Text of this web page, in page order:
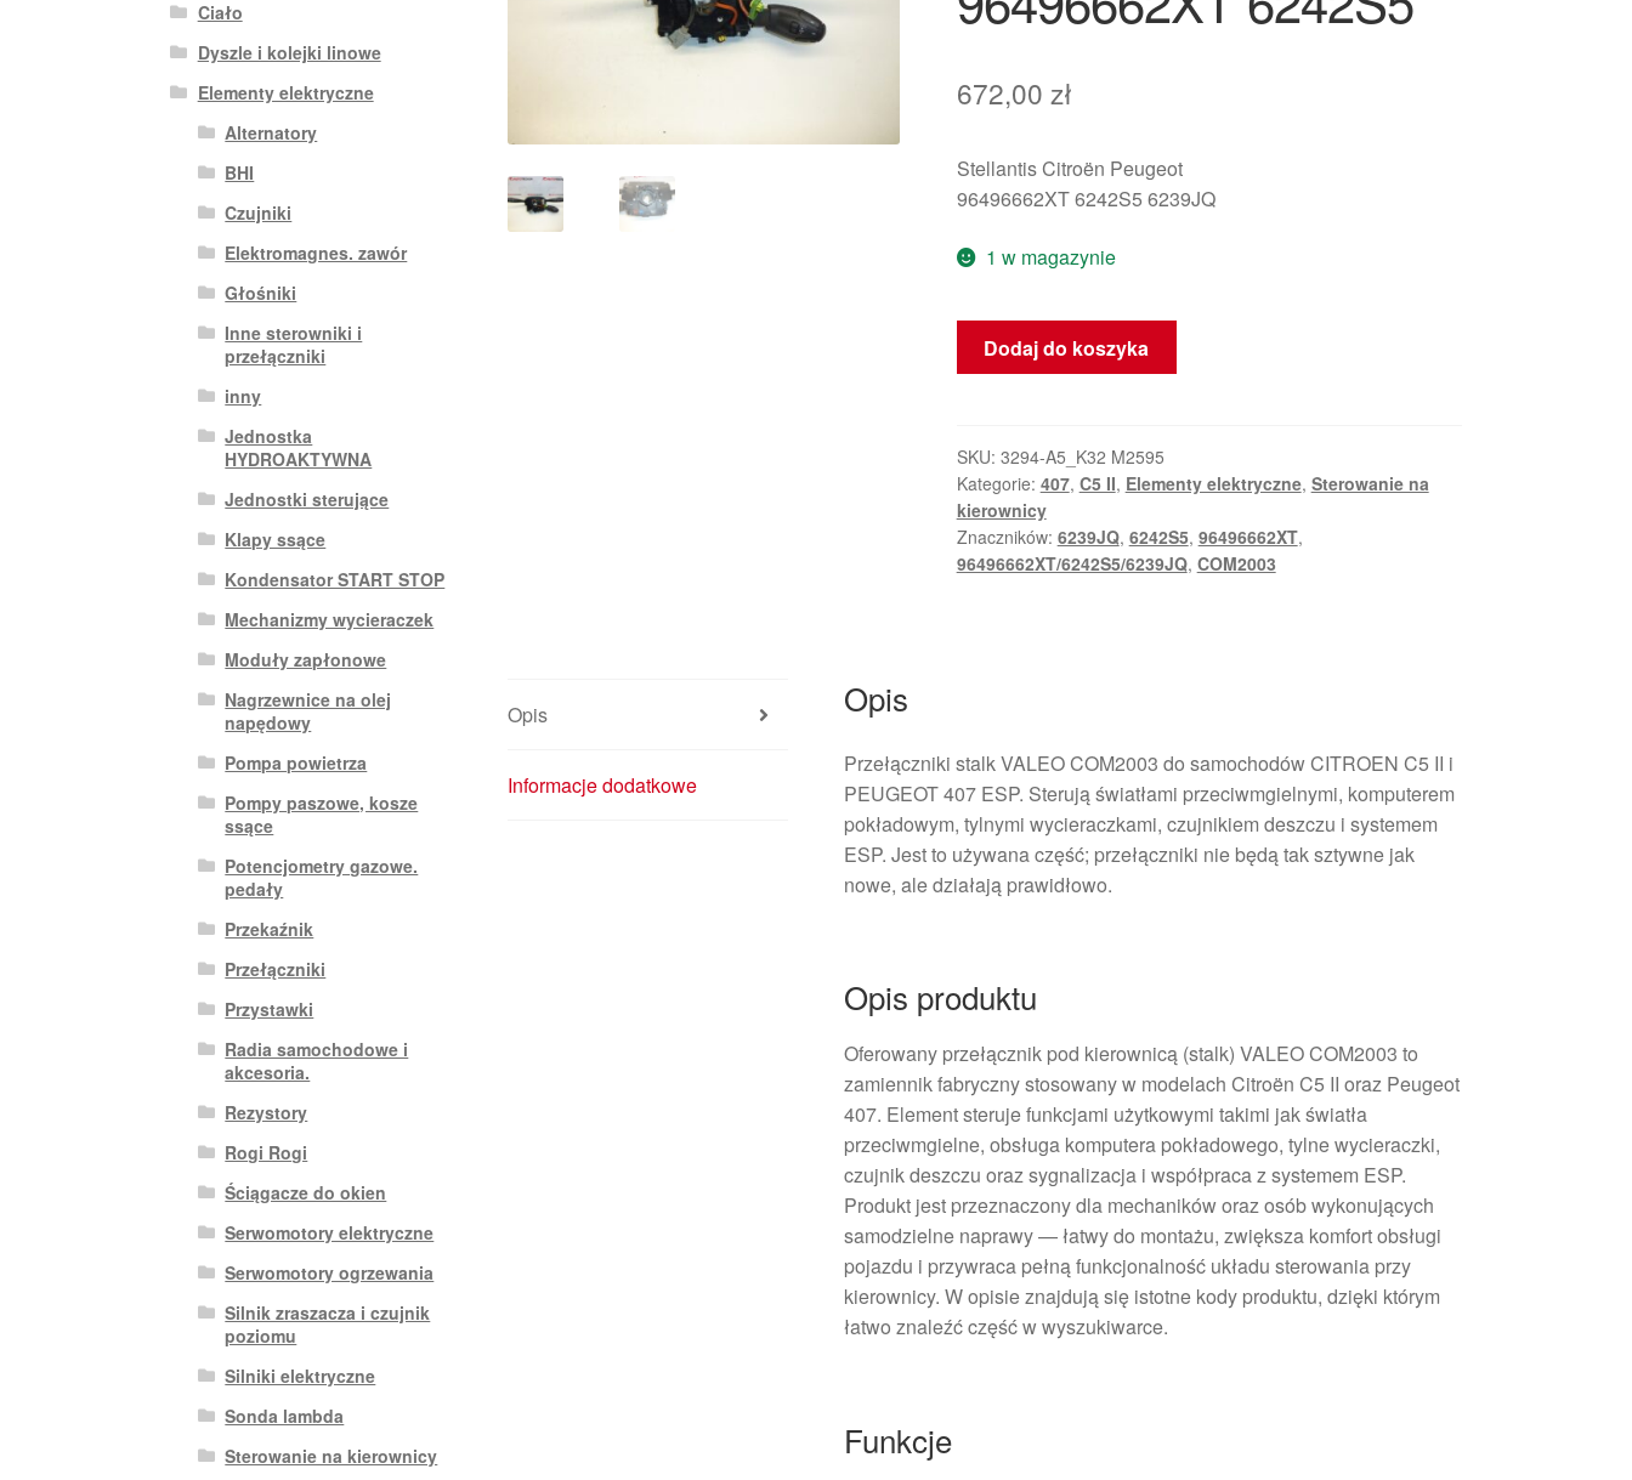
672,00 zł
Stellantis Citroën Peugeot
96496662XT 6242S5 6239JQ
1 w magazynie
ilość
Przełączniki
Peugeot
96496662XT
6242S5
Dodaj do koszyka
SKU: 3294-A5_K32 M2595
Kategorie: 407, C5 II, Elementy elektryczne, Sterowanie na
kierownicy
Znaczników: 6239JQ, 6242S5, 96496662XT,
96496662XT/6242S5/6239JQ, COM2003
Opis
Informacje dodatkowe
Opis
Przełączniki stalk VALEO COM2003 do samochodów CITROEN C5 II i
PEUGEOT 407 ESP. Sterują światłami przeciwmgielnymi, komputerem
pokładowym, tylnymi wycieraczkami, czujnikiem deszczu i systemem
ESP. Jest to używana część; przełączniki nie będą tak sztywne jak
nowe, ale działają prawidłowo.
Opis produktu
Oferowany przełącznik pod kierownicą (stalk) VALEO COM2003 to
zamiennik fabryczny stosowany w modelach Citroën C5 II oraz Peugeot
407. Element steruje funkcjami użytkowymi takimi jak światła
przeciwmgielne, obsługa komputera pokładowego, tylne wycieraczki,
czujnik deszczu oraz sygnalizacja i współpraca z systemem ESP.
Produkt jest przeznaczony dla mechaników oraz osób wykonujących
samodzielne naprawy — łatwy do montażu, zwiększa komfort obsługi
pojazdu i przywraca pełną funkcjonalność układu sterowania przy
kierownicy. W opisie znajdują się istotne kody produktu, dzięki którym
łatwo znaleźć część w wyszukiwarce.
Funkcje
Ciało
Dyszle i kolejki linowe
Elementy elektryczne
Alternatory
BHI
Czujniki
Elektromagnes. zawór
Głośniki
Inne sterowniki i
przełączniki
inny
Jednostka
HYDROAKTYWNA
Jednostki sterujące
Klapy ssące
Kondensator START STOP
Mechanizmy wycieraczek
Moduły zapłonowe
Nagrzewnice na olej
napędowy
Pompa powietrza
Pompy paszowe, kosze
ssące
Potencjometry gazowe.
pedały
Przekaźnik
Przełączniki
Przystawki
Radia samochodowe i
akcesoria.
Rezystory
Rogi Rogi
Ściągacze do okien
Serwomotory elektryczne
Serwomotory ogrzewania
Silnik zraszacza i czujnik
poziomu
Silniki elektryczne
Sonda lambda
Sterowanie na kierownicy